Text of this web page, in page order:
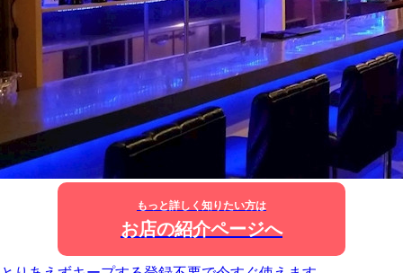
もっと詳しく知りたい方は
お店の紹介ページへ